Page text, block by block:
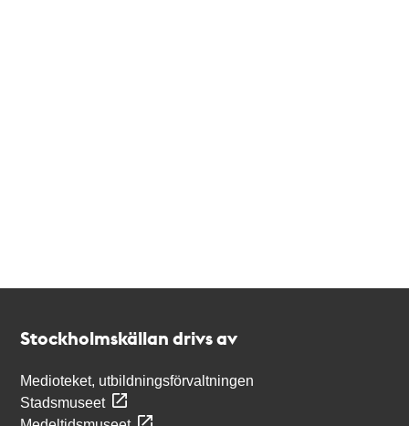
Stockholmskällan drivs av
Medioteket, utbildningsförvaltningen
Stadsmuseet